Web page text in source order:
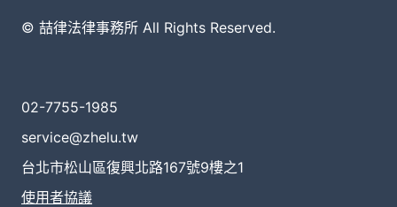
© 喆律法律事務所 All Rights Reserved.
02-7755-1985
service@zhelu.tw
台北市松山區復興北路167號9樓之1
使用者協議